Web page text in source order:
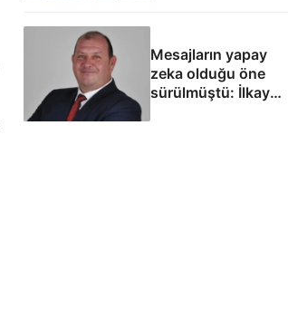
Mesajların yapay
zeka olduğu öne
sürülmüştü: İlkay